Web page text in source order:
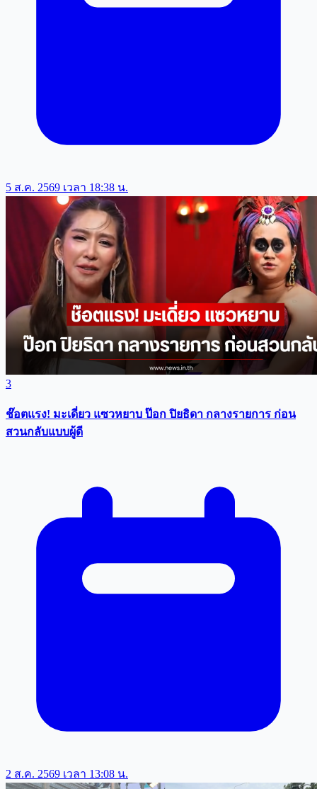
5 ส.ค. 2569 เวลา 18:38 น.
3
ช๊อตแรง! มะเดี่ยว แซวหยาบ ป๊อก ปิยธิดา กลางรายการ ก่อน
สวนกลับแบบผู้ดี
2 ส.ค. 2569 เวลา 13:08 น.